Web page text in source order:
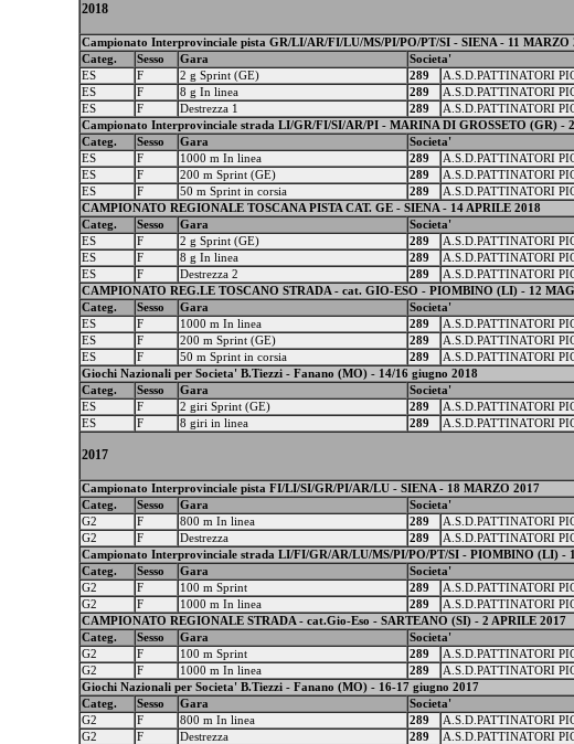
2018
Campionato Interprovinciale pista GR/LI/AR/FI/LU/MS/PI/PO/PT/SI - SIENA - 11 MARZO
Categ.
Sesso Gara Societa'
ES
F 2 g Sprint (GE) 289 A.S.D.PATTINATORI
ES
F 8 g In linea 289 A.S.D.PATTINATORI
ES
F Destrezza 1 289 A.S.D.PATTINATORI
Campionato Interprovinciale strada LI/GR/FI/SI/AR/PI - MARINA DI GROSSETO (GR) -
Categ.
Sesso Gara Societa'
ES
F 1000 m In linea 289 A.S.D.PATTINATORI
ES
F 200 m Sprint (GE) 289 A.S.D.PATTINATORI
ES
F 50 m Sprint in corsia 289 A.S.D.PATTINATORI
CAMPIONATO REGIONALE TOSCANA PISTA CAT. GE - SIENA - 14 APRILE 2018
Categ.
Sesso Gara Societa'
ES
F 2 g Sprint (GE) 289 A.S.D.PATTINATORI
ES
F 8 g In linea 289 A.S.D.PATTINATORI
ES
F Destrezza 2 289 A.S.D.PATTINATORI
CAMPIONATO REG.LE TOSCANO STRADA - cat. GIO-ESO - PIOMBINO (LI) - 12
Categ.
Sesso Gara Societa'
ES
F 1000 m In linea 289 A.S.D.PATTINATORI
ES
F 200 m Sprint (GE) 289 A.S.D.PATTINATORI
ES
F 50 m Sprint in corsia 289 A.S.D.PATTINATORI
Giochi Nazionali per Societa' B.Tiezzi - Fanano (MO) - 14/16 giugno 2018
Categ.
Sesso Gara Societa'
ES
F 2 giri Sprint (GE) 289 A.S.D.PATTINATORI
ES
F 8 giri in linea 289 A.S.D.PATTINATORI
2017
Campionato Interprovinciale pista FI/LI/SI/GR/PI/AR/LU - SIENA - 18 MARZO 2017
Categ.
Sesso Gara Societa'
G2
F 800 m In linea 289 A.S.D.PATTINATORI
G2
F Destrezza 289 A.S.D.PATTINATORI
Campionato Interprovinciale strada LI/FI/GR/AR/LU/MS/PI/PO/PT/SI - PIOMBINO (LI) -
Categ.
Sesso Gara Societa'
G2
F 100 m Sprint 289 A.S.D.PATTINATORI
G2
F 1000 m In linea 289 A.S.D.PATTINATORI
CAMPIONATO REGIONALE STRADA - cat.Gio-Eso - SARTEANO (SI) - 2 APRILE 2017
Categ.
Sesso Gara Societa'
G2
F 100 m Sprint 289 A.S.D.PATTINATORI
G2
F 1000 m In linea 289 A.S.D.PATTINATORI
Giochi Nazionali per Societa' B.Tiezzi - Fanano (MO) - 16-17 giugno 2017
Categ.
Sesso Gara Societa'
G2
F 800 m In linea 289 A.S.D.PATTINATORI
G2
F Destrezza 289 A.S.D.PATTINATORI